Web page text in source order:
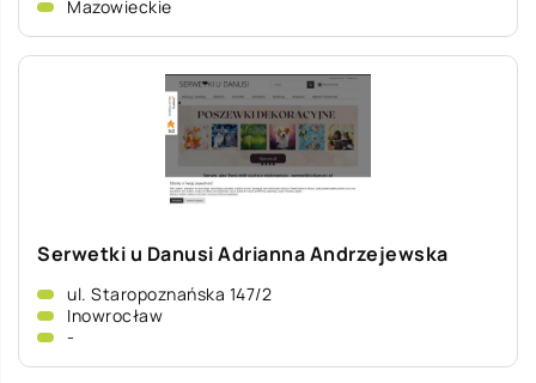
Mazowieckie
Serwetki u Danusi Adrianna Andrzejewska
ul. Staropoznańska 147/2
Inowrocław
-